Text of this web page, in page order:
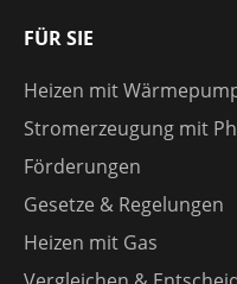
FÜR SIE
Heizen mit
Stromerzeugung mit
Förderungen
Gesetze & Regelungen
Heizen mit Gas